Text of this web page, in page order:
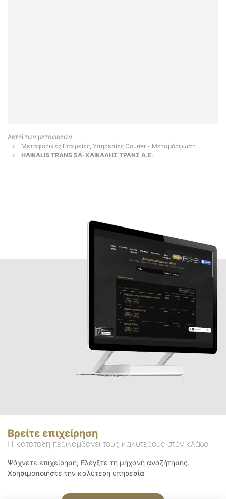
Αετοί των μεταφορών
Μεταφορικές Εταιρείες, Υπηρεσίες Courier - Μεταμόρφωση
HAIKALIS TRANS SA-ΧΑΙΚΑΛΗΣ ΤΡΑΝΣ Α.Ε.
Βρείτε επιχείρηση
Η κατάταξη περιλαμβάνει τους καλύτερους στον κλάδο
Ψάχνετε επιχείρηση; Ελέγξτε τη μηχανή αναζήτησης.
Χρησιμοποιήστε την καλύτερη υπηρεσία